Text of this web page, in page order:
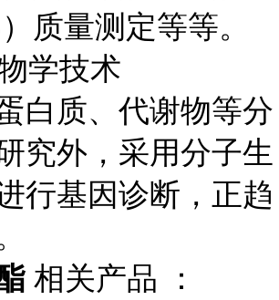
质量测定等等。
学技术
白质、代谢物等分
究外，采用分子生
行基因诊断，正趋
相关产品 ：